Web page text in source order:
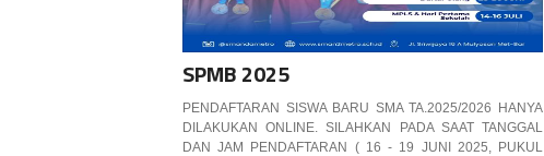
SPMB 2025
PENDAFTARAN SISWA BARU SMA TA.2025/2026 HANYA
DILAKUKAN ONLINE. SILAHKAN PADA SAAT TANGGAL
DAN JAM PENDAFTARAN ( 16 - 19 JUNI 2025, PUKUL